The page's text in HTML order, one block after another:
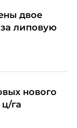
двое
липовую
нового
га